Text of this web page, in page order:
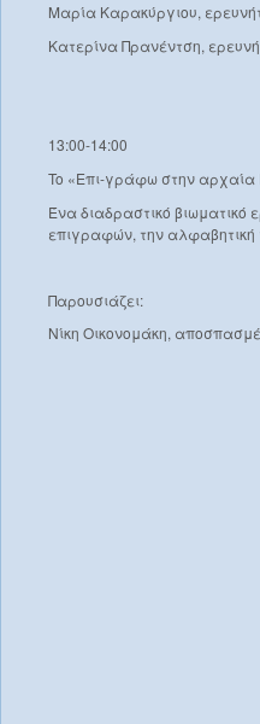
Μαρία Καρακύργιου,
Κατερίνα Πρανέντση,
13:00-14:00
To «Επι-γράφω στην
Ένα διαδραστικό βιωματικό
επιγραφών, την αλφαβητική
Παρουσιάζει:
Νίκη Οικονομάκη,